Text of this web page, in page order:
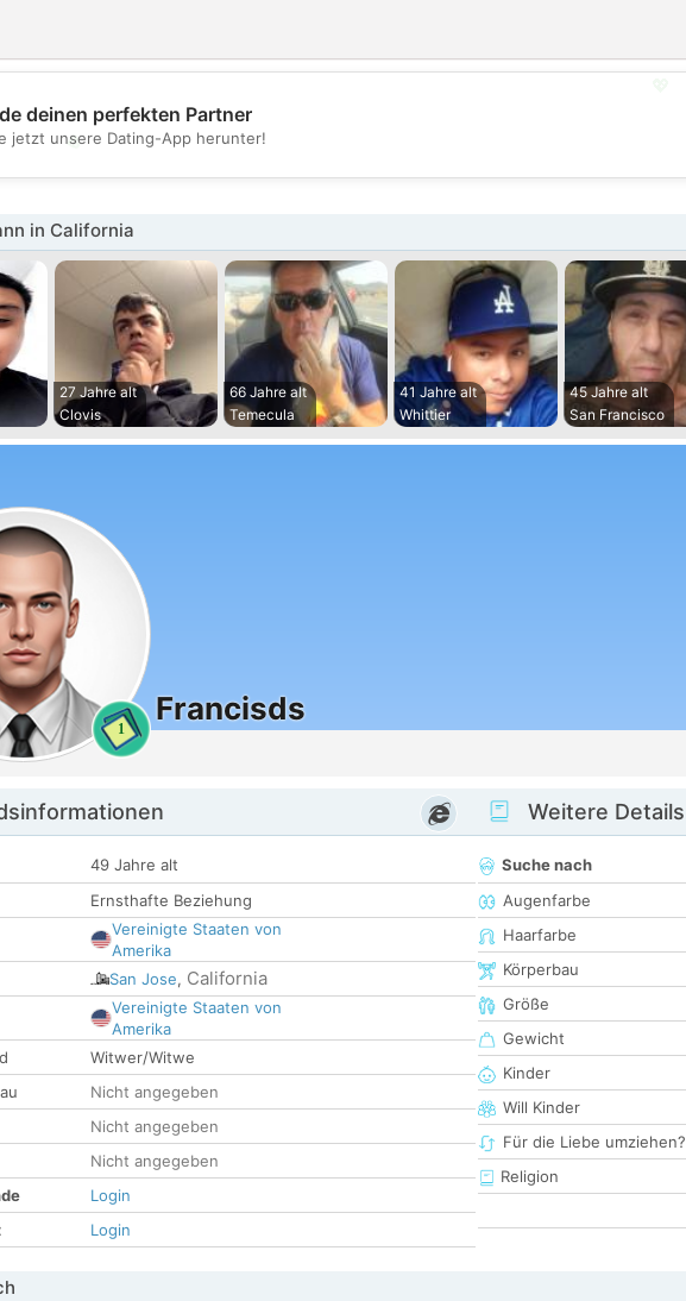
💕
deinen perfekten Partner
jetzt unsere Dating-App herunter!
in California
27 Jahre alt
Clovis
66 Jahre alt
Temecula
41 Jahre alt
Whittier
45 Jahre alt
San Francisco
1
Francisds
49 Jahre alt
Ernsthafte Beziehung
Vereinigte Staaten von
Amerika
San Jose, California
Vereinigte Staaten von
Amerika
Witwer/Witwe
Nicht angegeben
Nicht angegeben
Nicht angegeben
Login
Login
Weitere Details
Suche nach
Augenfarbe
Haarfarbe
Körperbau
Größe
Gewicht
Kinder
Will Kinder
Für die Liebe umziehen?
Religion